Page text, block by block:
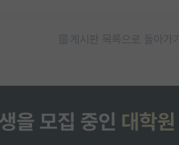
게시판 목록으로 돌아가기